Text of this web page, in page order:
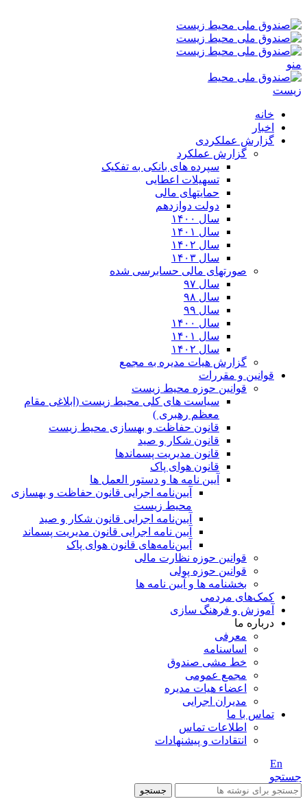
منو
خانه
اخبار
گزارش عملکردی
گزارش عملکرد
سپرده های بانکی به تفکیک
تسهیلات اعطایی
حمایتهای مالی
دولت دوازدهم
سال ۱۴۰۰
سال ۱۴۰۱
سال ۱۴۰۲
سال ۱۴۰۳
صورتهای مالی حسابرسی شده
سال ۹۷
سال ۹۸
سال ۹۹
سال ۱۴۰۰
سال ۱۴۰۱
سال ۱۴۰۲
گزارش هیات مدیره به مجمع
قوانین و مقررات
قوانین حوزه محیط زیست
ﺳﯿﺎﺳﺖ ﻫﺎی ﮐﻠﯽ ﻣﺤﯿﻂ زﯾﺴﺖ (ابلاغی مقام
معظم رهبری )
قانون حفاظت و بهسازی محیط زیست
قانون شکار و صید
قانون مدیریت پسماندها
قانون هوای پاک
آیین نامه ها و دستور العمل ها
آیین‌نامه اجرایی قانون حفاظت و بهسازی
محیط زیست
آیین‌نامه اجرایی قانون شکار و صید
آیین نامه اجرایی قانون مدیریت پسماند
آیین‌نامه‌های قانون هوای پاک
قوانین حوزه نظارت مالی
قوانین حوزه پولی
بخشنامه ها و آیین نامه ها
کمک‌های مردمی
آموزش و فرهنگ سازی
درباره ما
معرفی
اساسنامه
خط مشی صندوق
مجمع عمومی
اعضاء هیات مدیره
مدیران اجرایی
تماس با ما
اطلاعات تماس
انتقادات و پیشنهادات
En
جستجو
جستجو